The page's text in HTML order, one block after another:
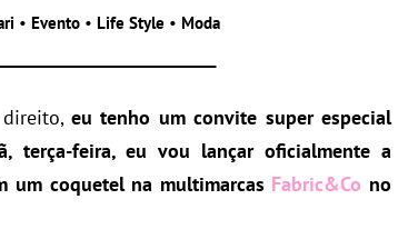
• Evento • Life Style • Moda
direito,eu tenho um convite super especial
terça-feira, eu vou lançar oficialmente a
um coquetel na multimarcas Fabric&Co no